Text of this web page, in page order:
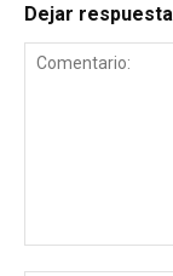
Dejar respuesta